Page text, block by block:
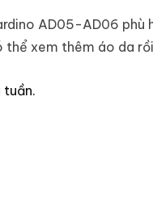
AD05-AD06 phù
thể xem thêm áo da
tuần.